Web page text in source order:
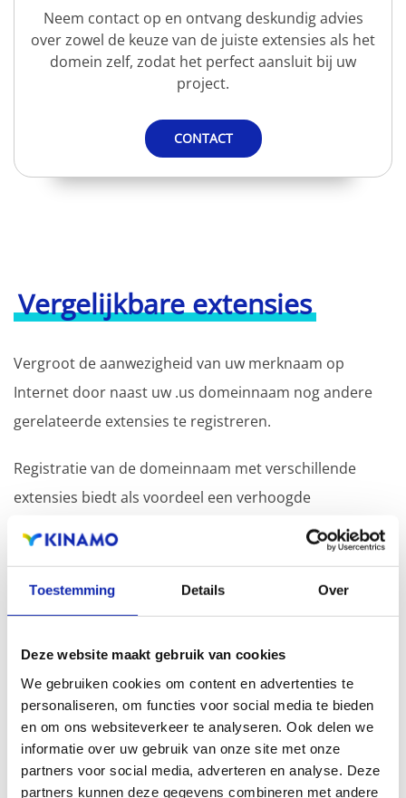
Toestemming Details Over
Deze website maakt gebruik van cookies
We gebruiken cookies om content en advertenties te
personaliseren, om functies voor social media te bieden
en om ons websiteverkeer te analyseren. Ook delen we
informatie over uw gebruik van onze site met onze
partners voor social media, adverteren en analyse. Deze
partners kunnen deze gegevens combineren met andere
Neem contact op en ontvang deskundig advies
over zowel de keuze van de juiste extensies als het
domein zelf, zodat het perfect aansluit bij uw
project.
CONTACT
Vergelijkbare extensies
Vergroot de aanwezigheid van uw merknaam op
Internet door naast uw .us domeinnaam nog andere
gerelateerde extensies te registreren.
Registratie van de domeinnaam met verschillende
extensies biedt als voordeel een verhoogde
zichtbaarheid in zoekmachines, geografische
aanwezigheid en verbeterde aanwezigheid bij lokale
zoekresultaten in zoekmachines.